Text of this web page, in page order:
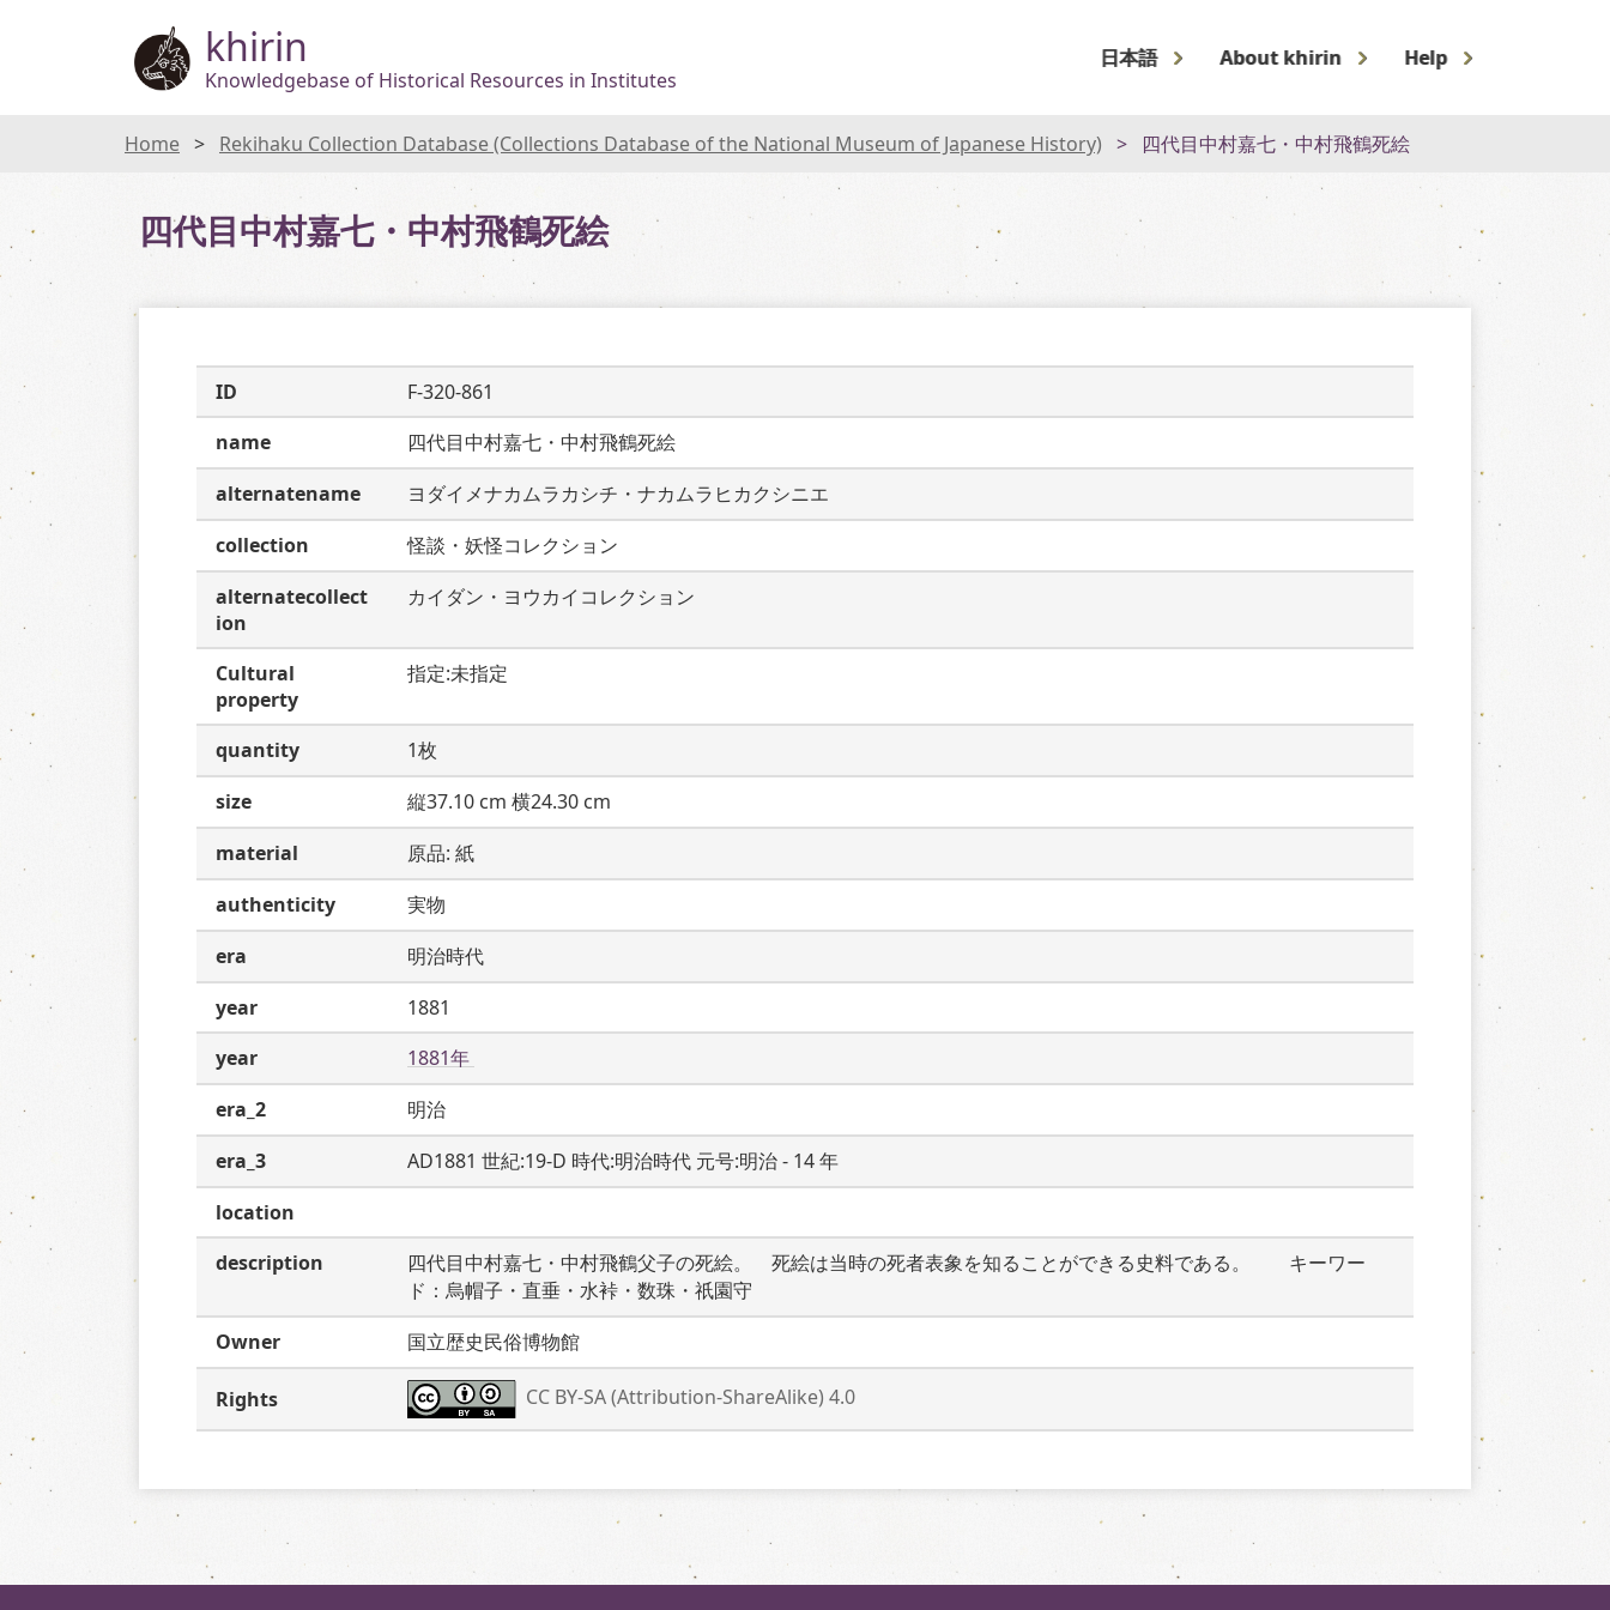
khirin
Knowledgebase of Historical Resources in Institutes
日本語 About khirin Help
Home Rekihaku Collection Database (Collections Database of the National Museum of Japanese History) 四代目中村嘉七・中村飛鶴死絵
四代目中村嘉七・中村飛鶴死絵
ID
F-320-861
name
四代目中村嘉七・中村飛鶴死絵
alternatename
ヨダイメナカムラカシチ・ナカムラヒカクシニエ
collection
怪談・妖怪コレクション
alternatecollect
ion
カイダン・ヨウカイコレクション
Cultural
property
指定:未指定
quantity
1枚
size
縦37.10 cm 横24.30 cm
material
原品: 紙
authenticity
実物
era
明治時代
year
1881
year
1881年
era_2
明治
era_3
AD1881 世紀:19-D 時代:明治時代 元号:明治 - 14 年
location
description
四代目中村嘉七・中村飛鶴父子の死絵。　死絵は当時の死者表象を知ることができる史料である。　　キーワー
ド：烏帽子・直垂・水裃・数珠・祇園守
Owner
国立歴史民俗博物館
Rights CC BY-SA (Attribution-ShareAlike) 4.0